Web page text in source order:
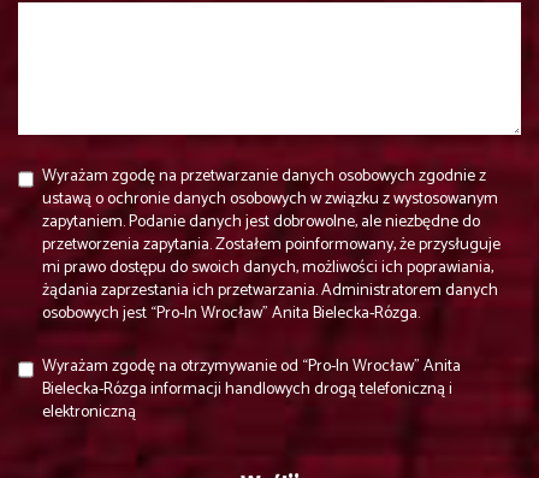
Wyrażam zgodę na przetwarzanie danych osobowych zgodnie z
ustawą o ochronie danych osobowych w związku z wystosowanym
zapytaniem. Podanie danych jest dobrowolne, ale niezbędne do
przetworzenia zapytania. Zostałem poinformowany, że przysługuje
mi prawo dostępu do swoich danych, możliwości ich poprawiania,
żądania zaprzestania ich przetwarzania. Administratorem danych
osobowych jest “Pro-In Wrocław” Anita Bielecka-Rózga.
Wyrażam zgodę na otrzymywanie od “Pro-In Wrocław” Anita
Bielecka-Rózga informacji handlowych drogą telefoniczną i
elektroniczną